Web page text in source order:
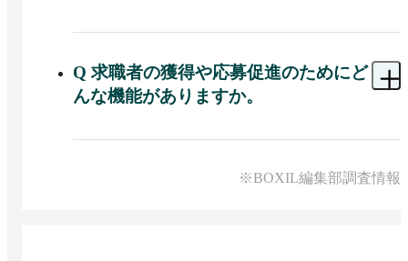
A １つのLINE公式アカウントで複数の拠点を管理
Q 求職者の獲得や応募促進のためにど
んな機能がありますか。
A 求職者情報のタグ付けやパーソナライズ、条件
Web広告やSNS、チラシなどの流入経路を測定す
※BOXIL編集部調査情報